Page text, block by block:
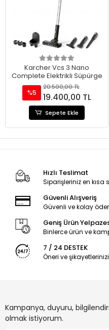
Karcher Vcs 3 Nano
Complete Elektrikli Süpürge
%5
20.500,00 TL
19.400,00 TL
Sepete Ekle
Hızlı Teslimat
Siparişleriniz en kısa
Güvenli Alışveriş
Güvenli ve kolay
Geniş Ürün
Binlerce ürün ve
7 / 24 DESTEK
Öneri ve
Kampanya, duyuru,
olmak istiyorum.